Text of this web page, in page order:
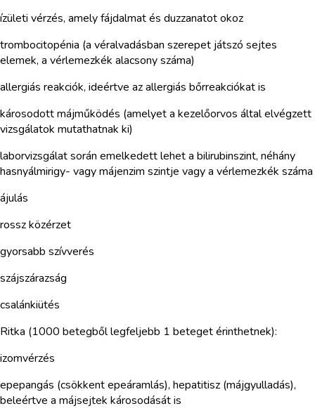
ízületi vérzés, amely fájdalmat és duzzanatot okoz
trombocitopénia (a véralvadásban szerepet játszó sejtes
elemek, a vérlemezkék alacsony száma)
allergiás reakciók, ideértve az allergiás bőrreakciókat is
károsodott májműködés (amelyet a kezelőorvos által elvégzett
vizsgálatok mutathatnak ki)
laborvizsgálat során emelkedett lehet a bilirubinszint, néhány
hasnyálmirigy- vagy májenzim szintje vagy a vérlemezkék száma
ájulás
rossz közérzet
gyorsabb szívverés
szájszárazság
csalánkiütés
Ritka (1000 betegből legfeljebb 1 beteget érinthetnek):
izomvérzés
epepangás (csökkent epeáramlás), hepatitisz (májgyulladás),
beleértve a májsejtek károsodását is